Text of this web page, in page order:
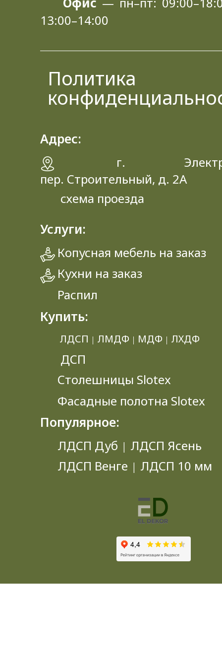
13:00–14:00
Политика
Адрес:
г.
пер. Строительный, д. 2A
схема проезда
Услуги:
Копусная мебель на заказ
Кухни на заказ
Распил
Купить:
ЛДСП | ЛМДФ | МДФ | ЛХДФ
ДСП
Столешницы Slotex
Фасадные полотна Slotex
Популярное:
ЛДСП Дуб | ЛДСП Ясень
ЛДСП Венге | ЛДСП 10 мм